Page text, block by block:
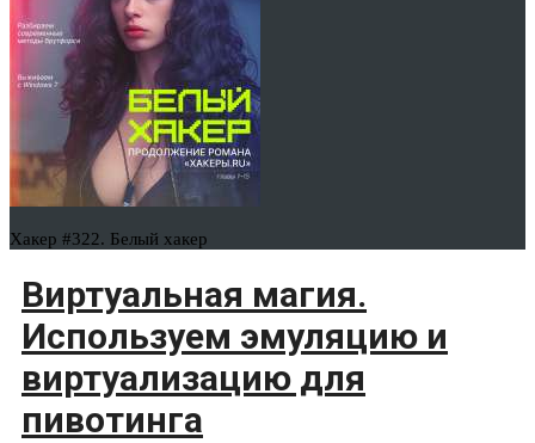
Хакер #322. Белый хакер
Виртуальная магия.
Используем эмуляцию и
виртуализацию для
пивотинга